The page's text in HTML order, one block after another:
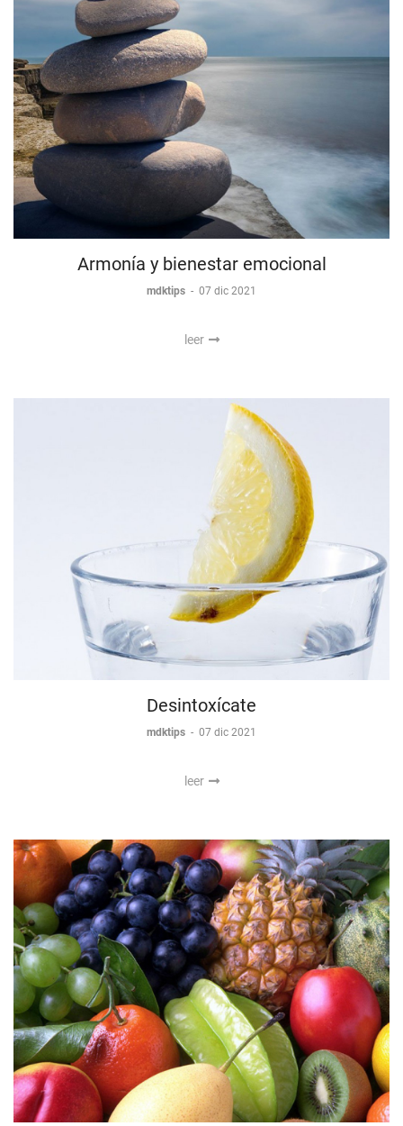
Armonía y bienestar emocional
mdktips - 07 dic 2021
leer
Desintoxícate
mdktips - 07 dic 2021
leer